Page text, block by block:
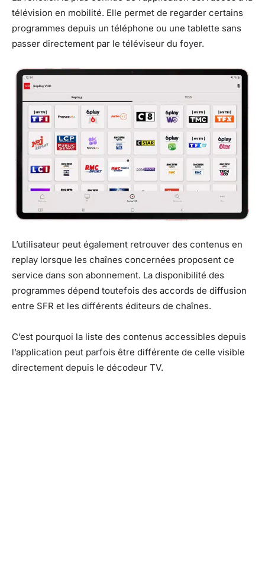
télévision en mobilité. Elle permet de regarder certains
programmes depuis un téléphone ou une tablette sans
passer directement par le téléviseur du foyer.
L’utilisateur peut également retrouver des contenus en
replay lorsque les chaînes concernées proposent ce
service dans son abonnement. La disponibilité des
programmes dépend toutefois des accords de diffusion
entre SFR et les différents éditeurs de chaînes.
C’est pourquoi la liste des contenus accessibles depuis
l’application peut parfois être différente de celle visible
directement depuis le décodeur TV.